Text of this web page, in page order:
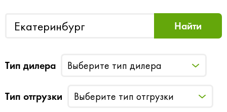
Тип дилера Выберите тип дилера
Тип отгрузки Выберите тип отгрузки